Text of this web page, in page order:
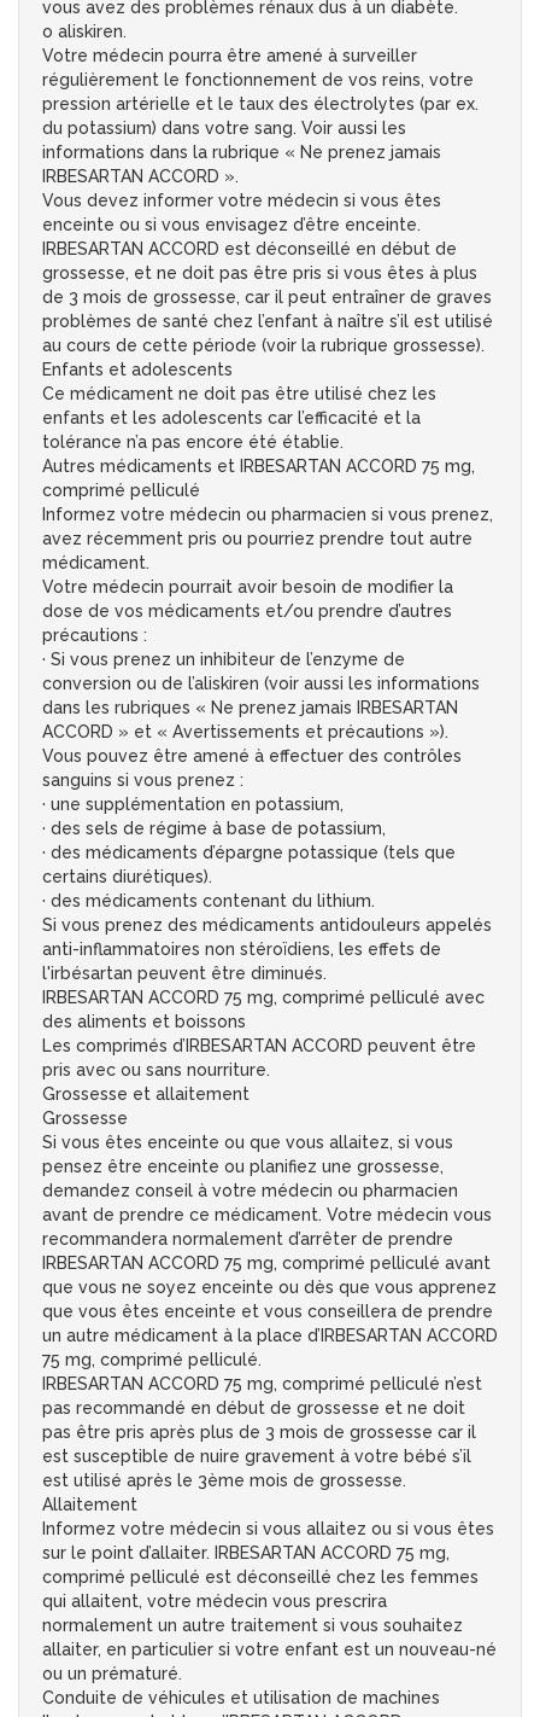
vous avez des problèmes rénaux dus à un diabète.
o aliskiren.
Votre médecin pourra être amené à surveiller
régulièrement le fonctionnement de vos reins, votre
pression artérielle et le taux des électrolytes (par ex.
du potassium) dans votre sang. Voir aussi les
informations dans la rubrique « Ne prenez jamais
IRBESARTAN ACCORD ».
Vous devez informer votre médecin si vous êtes
enceinte ou si vous envisagez d’être enceinte.
IRBESARTAN ACCORD est déconseillé en début de
grossesse, et ne doit pas être pris si vous êtes à plus
de 3 mois de grossesse, car il peut entraîner de graves
problèmes de santé chez l’enfant à naître s’il est utilisé
au cours de cette période (voir la rubrique grossesse).
Enfants et adolescents
Ce médicament ne doit pas être utilisé chez les
enfants et les adolescents car l’efficacité et la
tolérance n’a pas encore été établie.
Autres médicaments et IRBESARTAN ACCORD 75 mg,
comprimé pelliculé
Informez votre médecin ou pharmacien si vous prenez,
avez récemment pris ou pourriez prendre tout autre
médicament.
Votre médecin pourrait avoir besoin de modifier la
dose de vos médicaments et/ou prendre d’autres
précautions :
· Si vous prenez un inhibiteur de l’enzyme de
conversion ou de l’aliskiren (voir aussi les informations
dans les rubriques « Ne prenez jamais IRBESARTAN
ACCORD » et « Avertissements et précautions »).
Vous pouvez être amené à effectuer des contrôles
sanguins si vous prenez :
· une supplémentation en potassium,
· des sels de régime à base de potassium,
· des médicaments d’épargne potassique (tels que
certains diurétiques).
· des médicaments contenant du lithium.
Si vous prenez des médicaments antidouleurs appelés
anti-inflammatoires non stéroïdiens, les effets de
l'irbésartan peuvent être diminués.
IRBESARTAN ACCORD 75 mg, comprimé pelliculé avec
des aliments et boissons
Les comprimés d’IRBESARTAN ACCORD peuvent être
pris avec ou sans nourriture.
Grossesse et allaitement
Grossesse
Si vous êtes enceinte ou que vous allaitez, si vous
pensez être enceinte ou planifiez une grossesse,
demandez conseil à votre médecin ou pharmacien
avant de prendre ce médicament. Votre médecin vous
recommandera normalement d’arrêter de prendre
IRBESARTAN ACCORD 75 mg, comprimé pelliculé avant
que vous ne soyez enceinte ou dès que vous apprenez
que vous êtes enceinte et vous conseillera de prendre
un autre médicament à la place d’IRBESARTAN ACCORD
75 mg, comprimé pelliculé.
IRBESARTAN ACCORD 75 mg, comprimé pelliculé n’est
pas recommandé en début de grossesse et ne doit
pas être pris après plus de 3 mois de grossesse car il
est susceptible de nuire gravement à votre bébé s’il
est utilisé après le 3ème mois de grossesse.
Allaitement
Informez votre médecin si vous allaitez ou si vous êtes
sur le point d’allaiter. IRBESARTAN ACCORD 75 mg,
comprimé pelliculé est déconseillé chez les femmes
qui allaitent, votre médecin vous prescrira
normalement un autre traitement si vous souhaitez
allaiter, en particulier si votre enfant est un nouveau-né
ou un prématuré.
Conduite de véhicules et utilisation de machines